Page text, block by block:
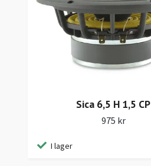
Sica 6,5 H 1,5 CP
975 kr
I lager